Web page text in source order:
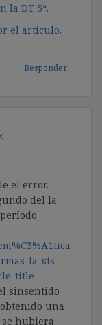
la DT 5ª.
el artículo.
Responder
el error.
del la
la-sts-
title
sinsentido
una
hubiera